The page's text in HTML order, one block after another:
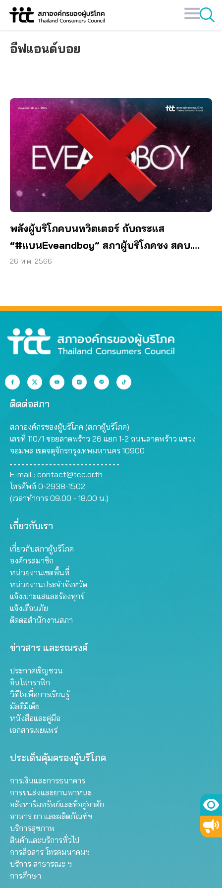
Skip
อีฟแอนด์บอย
พลังผู้บริโภคบนทวิตเตอร์ กับกระแส
“#แบนEveandboy” สภาผู้บริโภคชง สคบ.
กำกับเข้มสัญญาไม่เป็นธรรม
26 พ.ค. 2566
ติดต่อสภา
สภาองค์กรของผู้บริโภค (สภาผู้บริโภค)
เลขที่ 110/1 ซอยลาดพร้าว 26 แยก 1-2 ถนนลาดพร้าว แขวง
จอมพล เขตจตุจักรกรุงเทพมหานคร 10900
E-mail : contact@tcc.or.th
โทรศัพท์ 0-2938-1502
(เวลาทำการ 09.00 - 18.00 น.)
เกี่ยวกับเรา
เกี่ยวกับสภาผู้บริโภค
องค์กรสมาชิก
หน่วยงานเขตพื้นที่
หน่วยงานประจำจังหวัด
แจ้งเบาะแสและร้องทุกข์
แจ้งเตือนภัย
ติดต่อสำนักงานสภา
ข่าวสาร และรณรงค์
ประกาศเชิญชวน
อินโฟกราฟิก
วิดีโอเพื่อการเรียนรู้
มัลติมีเดีย
หนังสือและคู่มือ
เอกสารเผยแพร่
ประเด็นคุ้มครองผู้บริโภค
การเงินและการธนาคาร
การขนส่งและยานพาหนะ
อสังหาริมทรัพย์และที่อยู่อาศัย
อาหาร ยา และผลิตภัณฑ์ฯ
บริการสุขภาพ
สินค้าและบริการทั่วไป
การสื่อสาร โทรคมนาคมฯ
บริการ สาธารณะ ฯ
การศึกษา